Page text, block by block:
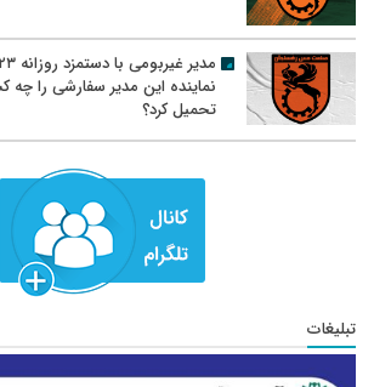
نماینده این مدیر سفارشی را
تحمیل کرد؟
تبلیغات